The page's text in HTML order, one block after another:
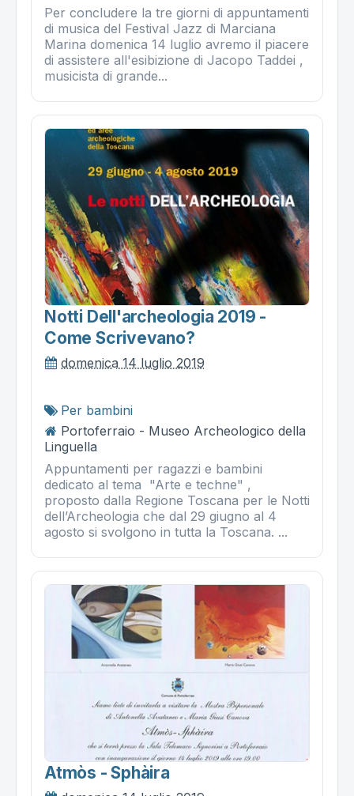
Per concludere la tre giorni di appuntamenti
di musica del Festival Jazz di Marciana
Marina domenica 14 luglio avremo il piacere
di assistere all'esibizione di Jacopo Taddei ,
musicista di grande...
Notti Dell'archeologia 2019 -
Come Scrivevano?
domenica 14 luglio 2019
Per bambini
Portoferraio - Museo Archeologico della
Linguella
Appuntamenti per ragazzi e bambini
dedicato al tema "Arte e techne" ,
proposto dalla Regione Toscana per le Notti
dell’Archeologia che dal 29 giugno al 4
agosto si svolgono in tutta la Toscana. ...
Atmòs - Sphàira